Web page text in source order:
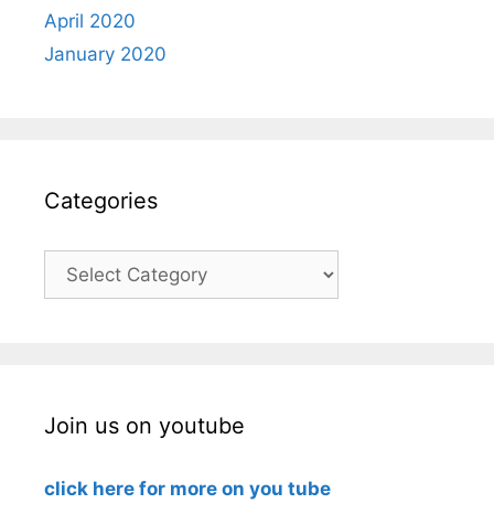
April 2020
January 2020
Categories
Categories
Join us on youtube
click here for more on you tube